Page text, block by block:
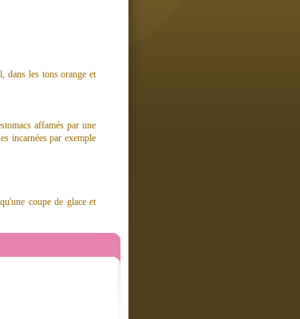
dans les tons orange et
affamés par une
incarnées par exemple
coupe de glace et